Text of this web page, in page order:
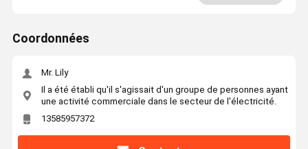
Coordonnées
Mr. Lily
Il a été établi qu'il s'agissait d'un groupe de personnes ayant
une activité commerciale dans le secteur de l'électricité.
13585957372